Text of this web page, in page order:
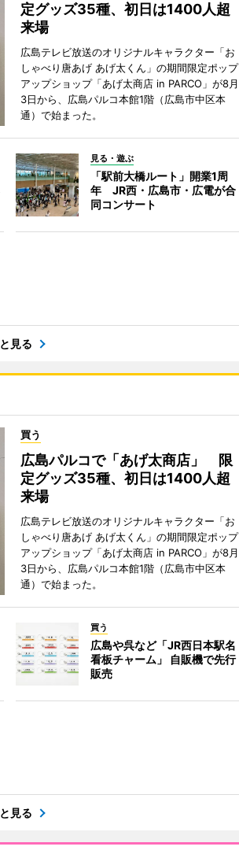
定グッズ35種、初日は1400人超
来場
広島テレビ放送のオリジナルキャラクター「お
しゃべり唐あげ あげ太くん」の期間限定ポップ
アップショップ「あげ太商店 in PARCO」が8月
3日から、広島パルコ本館1階（広島市中区本
通）で始まった。
見る・遊ぶ
「駅前大橋ルート」開業1周
年 JR西・広島市・広電が合
同コンサート
見る
買う
広島パルコで「あげ太商店」 限
定グッズ35種、初日は1400人超
来場
広島テレビ放送のオリジナルキャラクター「お
しゃべり唐あげ あげ太くん」の期間限定ポップ
アップショップ「あげ太商店 in PARCO」が8月
3日から、広島パルコ本館1階（広島市中区本
通）で始まった。
買う
広島や呉など「JR西日本駅名
看板チャーム」 自販機で先行
販売
見る